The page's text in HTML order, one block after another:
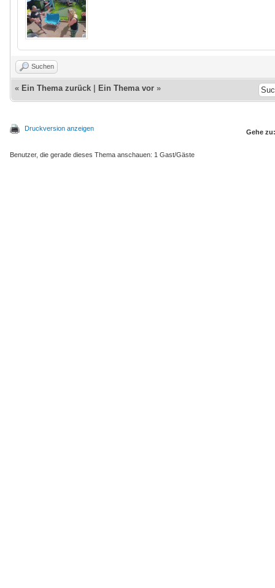
Suchen
« Ein Thema zurück Ein Thema vor »
Druckversion anzeigen Gehe zu:
Benutzer, die gerade dieses Thema anschauen: 1 Gast/Gäste